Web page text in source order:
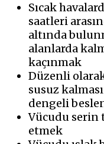
Sıcak
saatleri
altında
alanlarda
kaçınmak
Düzenli
susuz
dengeli
Vücudu
etmek